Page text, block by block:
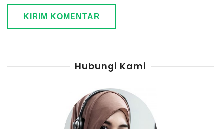
Hubungi Kami